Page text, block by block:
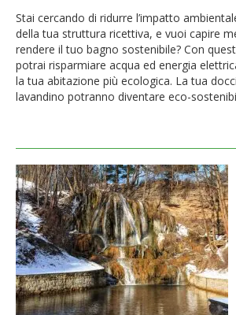
Stai cercando di ridurre l’impatto
della tua struttura ricettiva, e vuoi capire
rendere il tuo bagno sostenibile? Con
potrai risparmiare acqua ed energia
la tua abitazione più ecologica. La tua
lavandino potranno diventare eco-